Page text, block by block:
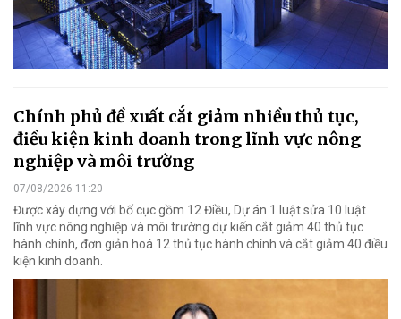
Chính phủ đề xuất cắt giảm nhiều thủ tục,
điều kiện kinh doanh trong lĩnh vực nông
nghiệp và môi trường
07/08/2026 11:20
Được xây dựng với bố cục gồm 12 Điều, Dự án 1 luật sửa 10 luật
lĩnh vực nông nghiệp và môi trường dự kiến cắt giảm 40 thủ tục
hành chính, đơn giản hoá 12 thủ tục hành chính và cắt giảm 40 điều
kiện kinh doanh.